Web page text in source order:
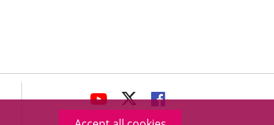
avaHeaderSocial
LINK
TO
LINK
TO
LINK
TO